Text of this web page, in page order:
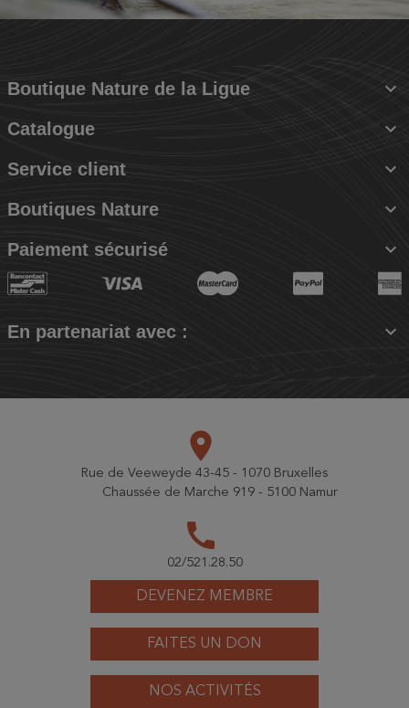
Boutique Nature de la Ligue 
Catalogue 
Service client 
Boutiques Nature 
Paiement sécurisé 
En partenariat avec : 
DEVENEZ MEMBRE
FAITES UN DON
NOS ACTIVITÉS
place
Rue de Veeweyde 43-45 - 1070 Bruxelles
Chaussée de Marche 919 - 5100 Namur
call
02/521.28.50